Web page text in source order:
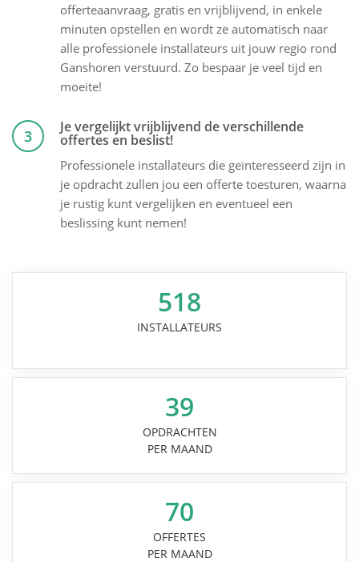
offerteaanvraag, gratis en vrijblijvend, in enkele
minuten opstellen en wordt ze automatisch naar
alle professionele installateurs uit jouw regio rond
Ganshoren verstuurd. Zo bespaar je veel tijd en
moeite!
3 Je vergelijkt vrijblijvend de verschillende
offertes en beslist!
Professionele installateurs die geïnteresseerd zijn in
je opdracht zullen jou een offerte toesturen, waarna
je rustig kunt vergelijken en eventueel een
beslissing kunt nemen!
518
INSTALLATEURS
39
OPDRACHTEN
PER MAAND
70
OFFERTES
PER MAAND